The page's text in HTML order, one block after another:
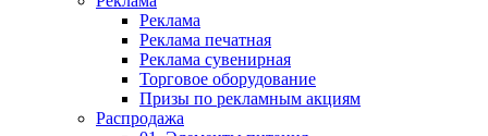
Реклама
Реклама печатная
Реклама сувенирная
Торговое оборудование
Призы по рекламным акциям
Распродажа